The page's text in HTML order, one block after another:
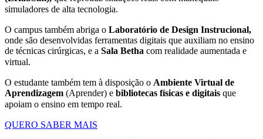
simuladores de alta tecnologia.
O campus também abriga o Laboratório de Design Instrucional,
onde são desenvolvidas ferramentas digitais que auxiliam no ensino
de técnicas cirúrgicas, e a Sala Betha com realidade aumentada e
virtual.
O estudante também tem à disposição o Ambiente Virtual de
Aprendizagem (Aprender) e bibliotecas físicas e digitais que
apoiam o ensino em tempo real.
QUERO SABER MAIS